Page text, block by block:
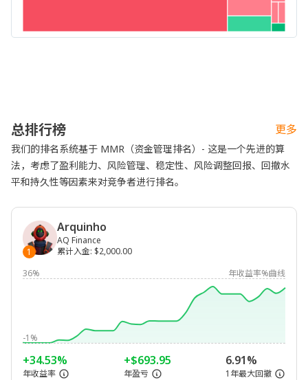
总排行榜 更多
我们的排名系统基于 MMR（资金管理排名）- 这是一个先进的算
法，考虑了盈利能力、风险管理、稳定性、风险调整回报、回撤水
平和持久性等因素来对竞争者进行排名。
1
Arquinho
AQ Finance
累计入金: $2,000.00
36%
年收益率%曲线
-1%
+34.53%
年收益率
+$693.95
年盈亏
6.91%
1年最大回撤